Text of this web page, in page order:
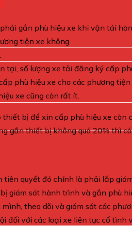
gắn phù hiệu xe khi vận tải
tiện xe không
số lượng xe tải đăng ký cấp
phù hiệu xe cho các phương
xe cũng còn rất ít.
bị để xin cấp phù hiệu xe
gắn thiết bị không quá 20% thì
tiên quyết đó chính là phải lắp
sát hành trình và gắn phù
theo dõi và giám sát các
đối với các loại xe liên tục cố